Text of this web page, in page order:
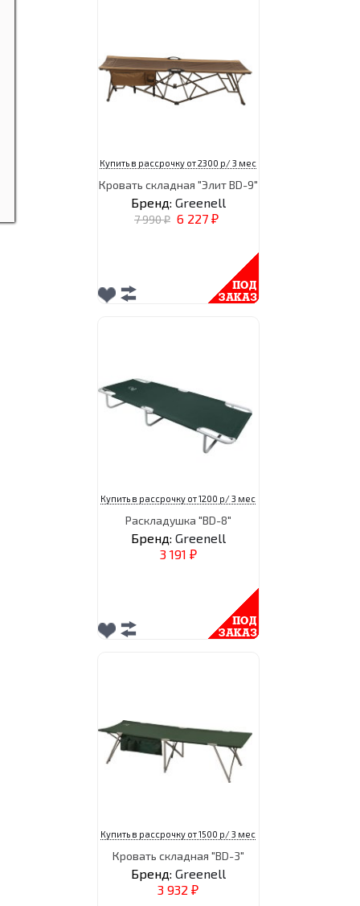
Купить в рассрочку от 2300 р/ 3 мес
Кровать складная "Элит BD-9"
Бренд: Greenell
7 990₽ 6 227 ₽
Купить в рассрочку от 1200 р/ 3 мес
Раскладушка "BD-8"
Бренд: Greenell
3 191 ₽
Купить в рассрочку от 1500 р/ 3 мес
Кровать складная "BD-3"
Бренд: Greenell
3 932 ₽